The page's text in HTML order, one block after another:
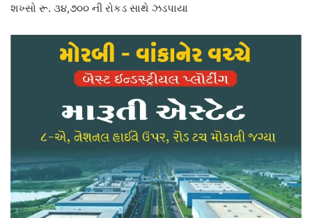
શખ્સો રૂ. ૩૪,૭૦૦ ની રોકડ સાથે ઝડપાયા